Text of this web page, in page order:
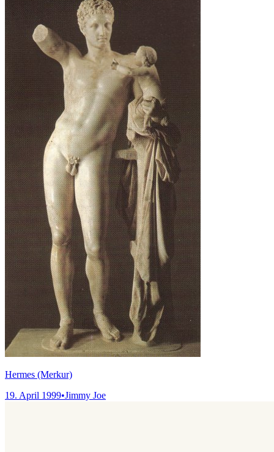
Hermes (Merkur)
19. April 1999•Jimmy Joe